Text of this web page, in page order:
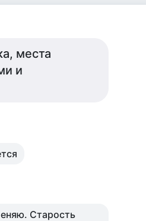
места
и
Старость